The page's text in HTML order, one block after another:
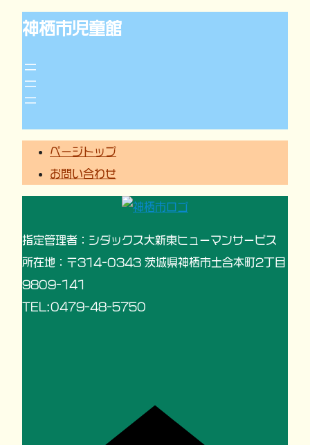
神栖市児童館
ページトップ
お問い合わせ
指定管理者：シダックス大新東ヒューマンサービス
所在地：〒314-0343 茨城県神栖市土合本町2丁目
9809-141
TEL:0479-48-5750